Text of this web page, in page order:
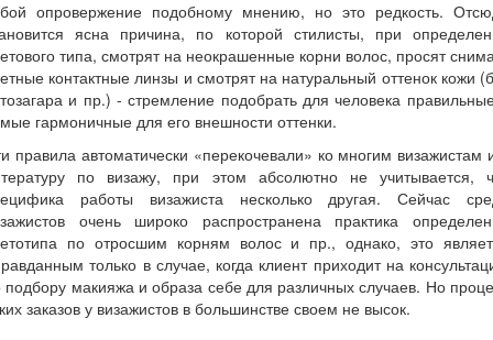
опровержение подобному мнению, но это редкость.
ясна причина, по которой стилисты, при
типа, смотрят на неокрашенные корни волос, просят
контактные линзы и смотрят на натуральный оттенок кожи
и пр.) - стремление подобрать для человека
гармоничные для его внешности оттенки.
правила автоматически «перекочевали» ко многим визажистам
по визажу, при этом абсолютно не учитывается,
работы визажиста несколько другая. Сейчас
очень широко распространена практика
по отросшим корням волос и пр., однако, это
только в случае, когда клиент приходит на
подбору макияжа и образа себе для различных случаев. Но
заказов у визажистов в большинстве своем не высок.